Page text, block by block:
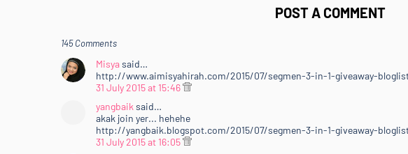
POST A COMMENT
145 Comments
Misyasaid…
http://www.aimisyahirah.com/2015/07/segmen-3-in-1-giveaway-
31 July 2015 at 15:46
yangbaik said…
akak join yer... hehehe
http://yangbaik.blogspot.com/2015/07/segmen-3-in-1-giveaway-
31 July 2015 at 16:05